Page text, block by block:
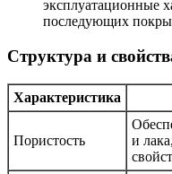
эксплуатационные
последующих
Структура и
Характеристика
Пористость
и